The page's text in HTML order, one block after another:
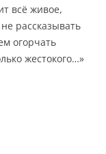
всё живое,
рассказывать
огорчать
жестокого…»